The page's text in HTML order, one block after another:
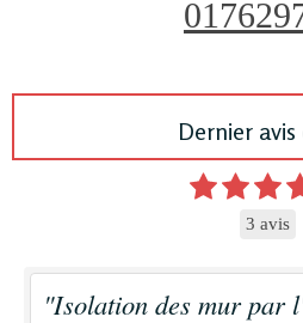
Dernier
3 avis
"Isolation des mur par